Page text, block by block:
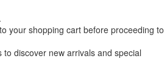
your shopping cart before proceeding to
discover new arrivals and special